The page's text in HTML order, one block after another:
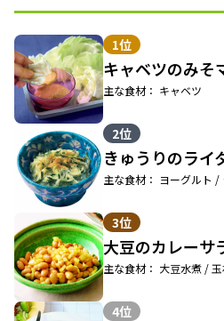
1位
キャベツのみそ
主な食材： キャベツ
2位
きゅうりのライ
主な食材： ヨーグルト /
3位
大豆のカレーサ
主な食材： 大豆水煮 /
4位